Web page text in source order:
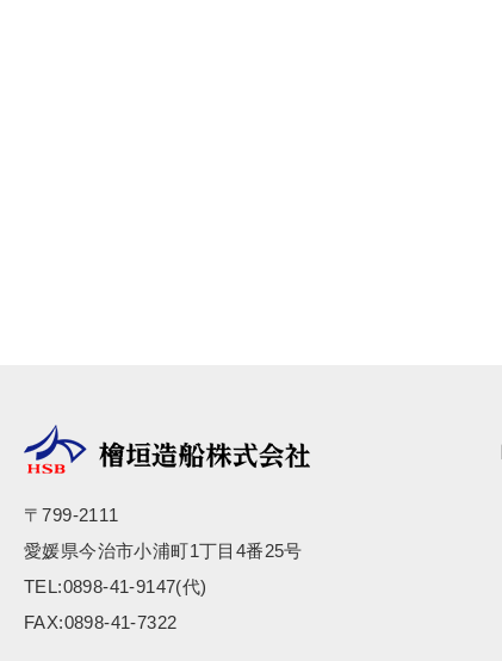
〒799-2111
愛媛県今治市小浦町1丁目4番25号
TEL:0898-41-9147(代)
FAX:0898-41-7322